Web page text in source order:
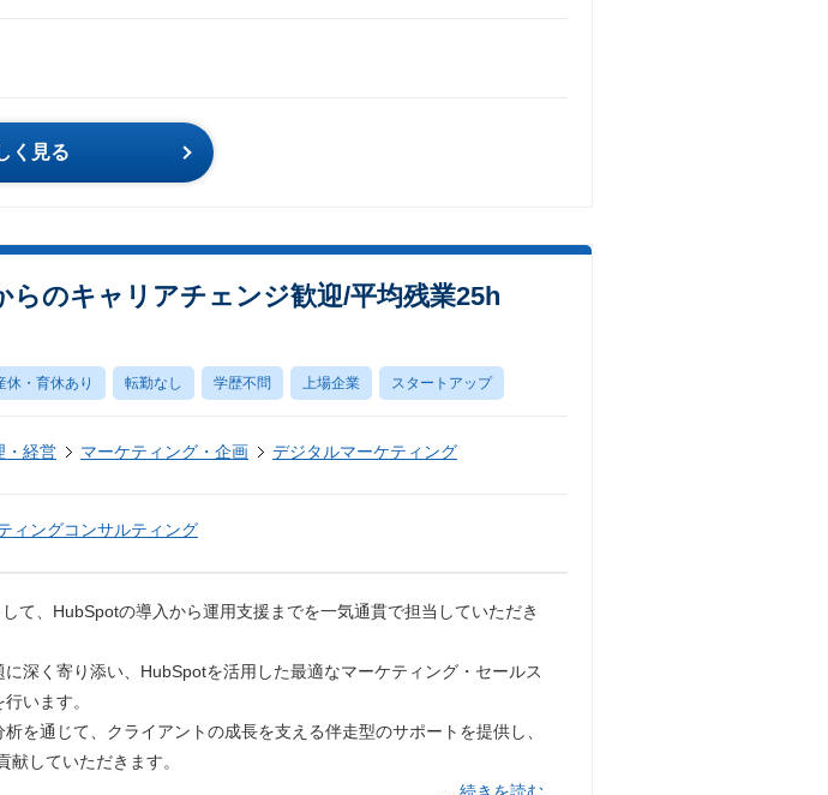
く見る
らのキャリアチェンジ歓迎/平均残業25h
休・育休あり 転勤なし 学歴不問 上場企業 スタートアップ
・経営 マーケティング・企画 デジタルマーケティング
ィングコンサルティング
て、HubSpotの導入から運用支援までを一気通貫で担当していただき
深く寄り添い、HubSpotを活用した最適なマーケティング・セールス
います。
を通じて、クライアントの成長を支える伴走型のサポートを提供し、
献していただきます。